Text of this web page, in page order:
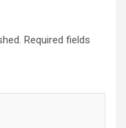
Required fields